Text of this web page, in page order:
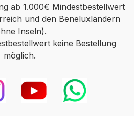
ab 1.000€ Mindestbestellwert
und den Beneluxländern
Inseln).
keine Bestellung
möglich.